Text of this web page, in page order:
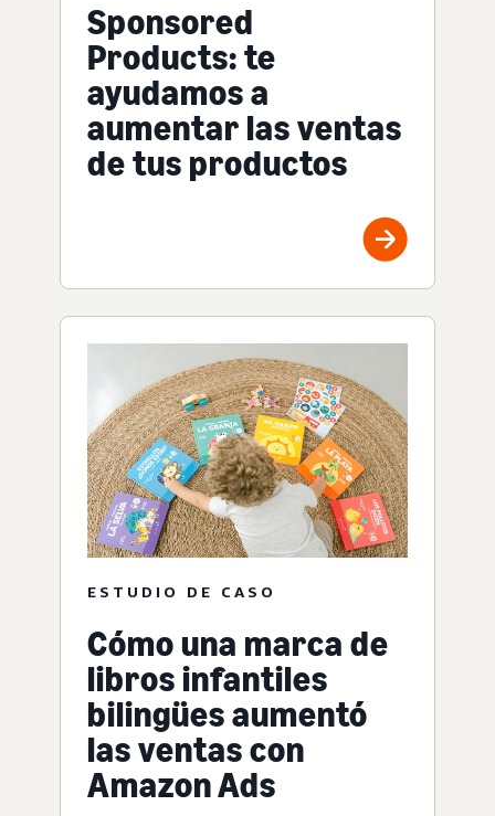
Sponsored
Products: te
ayudamos a
aumentar las ventas
de tus productos
ESTUDIO DE CASO
Cómo una marca de
libros infantiles
bilingües aumentó
las ventas con
Amazon Ads